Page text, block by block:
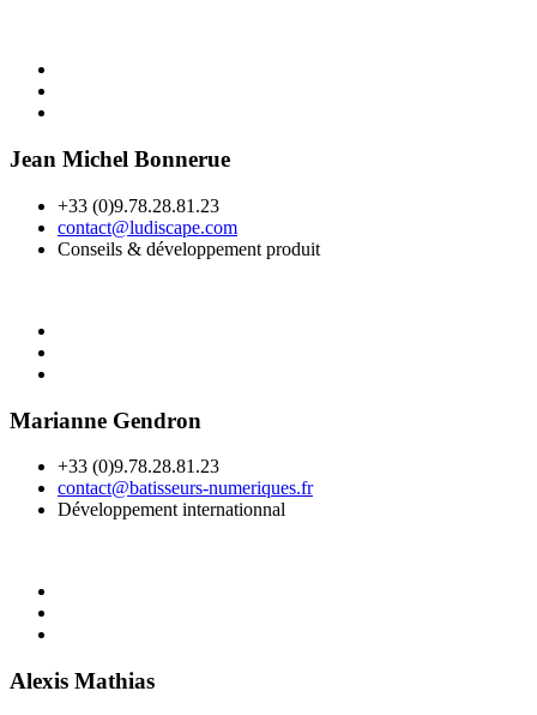
Jean Michel Bonnerue
+33 (0)9.78.28.81.23
contact@ludiscape.com
Conseils & développement produit
Marianne Gendron
+33 (0)9.78.28.81.23
contact@batisseurs-numeriques.fr
Développement internationnal
Alexis Mathias